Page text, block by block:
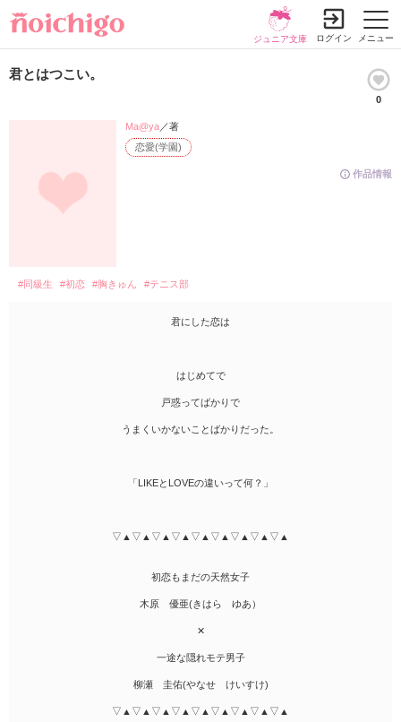
メニュー
ジュニア文庫 ログイン
君とはつこい。
0
作品情報
恋愛(学園)
Ma@ya／著
#同級生 #初恋 #胸きゅん #テニス部
君にした恋は
はじめてで
戸惑ってばかりで
うまくいかないことばかりだった。
「LIKEとLOVEの違いって何？」
▽▲▽▲▽▲▽▲▽▲▽▲▽▲▽▲▽▲
初恋もまだの天然女子
木原 優亜(きはら ゆあ）
✕
一途な隠れモテ男子
柳瀬 圭佑(やなせ けいすけ)
▽▲▽▲▽▲▽▲▽▲▽▲▽▲▽▲▽▲